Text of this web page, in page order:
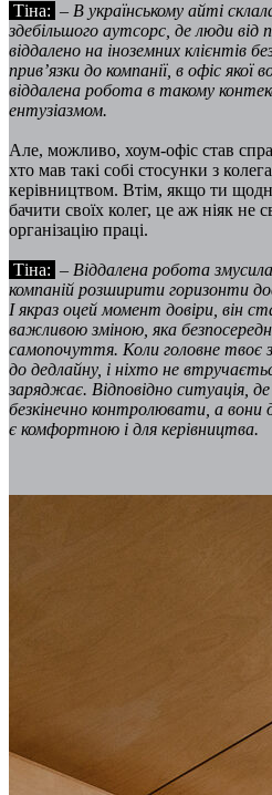
Тіна: – В українському айті
здебільшого аутсорс, де люди
віддалено на іноземних клієнтів
прив’язки до компанії, в офіс якої
віддалена робота в такому
ентузіазмом.
Але, можливо, хоум-офіс став
хто мав такі собі стосунки з
керівництвом. Втім, якщо ти
бачити своїх колег, це аж ніяк не
організацію праці.
Тіна: – Віддалена робота
компаній розширити горизонти
І якраз оцей момент довіри, він
важливою зміною, яка
самопочуття. Коли головне твоє
до дедлайну, і ніхто не
заряджає. Відповідно ситуація,
безкінечно контролювати, а вони
є комфортною і для керівництва.